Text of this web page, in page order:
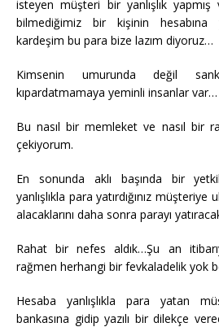
isteyen müşteri bir yanlışlık yapmış
bilmediğimiz bir kişinin hesabına
kardeşim bu para bize lazım diyoruz…
Kimsenin umurunda değil sanki
kıpardatmamaya yeminli insanlar var…
Bu nasıl bir memleket ve nasıl bir
çekiyorum.
En sonunda aklı başında bir
yanlışlıkla para yatırdığınız müşteriye
alacaklarını daha sonra parayı
Rahat bir nefes aldık…Şu an
rağmen herhangi bir fevkaladelik yok
Hesaba yanlışlıkla para yatan
bankasına gidip yazılı bir dilekçe